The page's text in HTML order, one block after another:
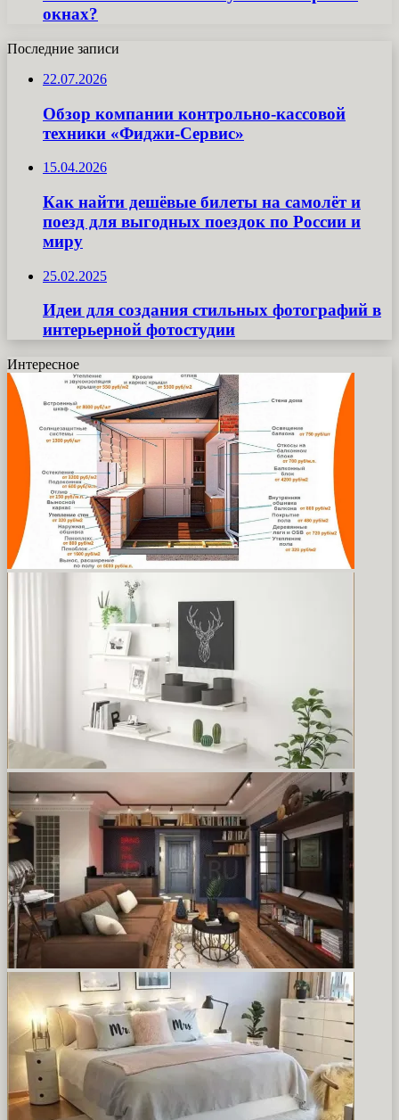
окнах?
Последние записи
22.07.2026
Обзор компании контрольно-кассовой
техники «Фиджи-Сервис»
15.04.2026
Как найти дешёвые билеты на самолёт и
поезд для выгодных поездок по России и
миру
25.02.2025
Идеи для создания стильных фотографий в
интерьерной фотостудии
Интересное